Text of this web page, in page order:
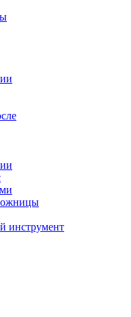
инструмент